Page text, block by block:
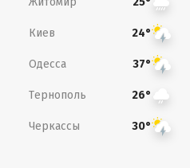
Киев 24°
Одесса 37°
Тернополь 26°
Черкассы 30°